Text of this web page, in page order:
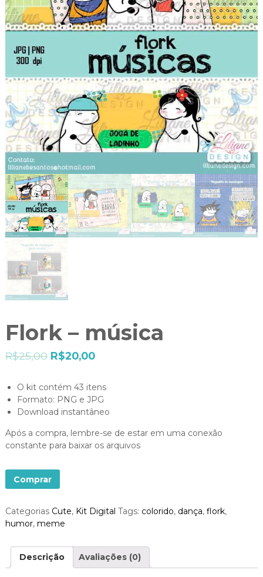
Flork – música
R$25,00 R$20,00
O kit contém 43 itens
Formato: PNG e JPG
Download instantâneo
Após a compra, lembre-se de estar em uma conexão
constante para baixar os arquivos
Comprar
Categorias Cute, Kit Digital Tags: colorido, dança, flork,
humor, meme
Descrição Avaliações (0)